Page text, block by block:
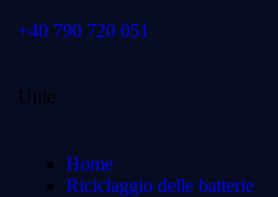
+40 790 720 051
Utile
Home
Riciclaggio delle batterie